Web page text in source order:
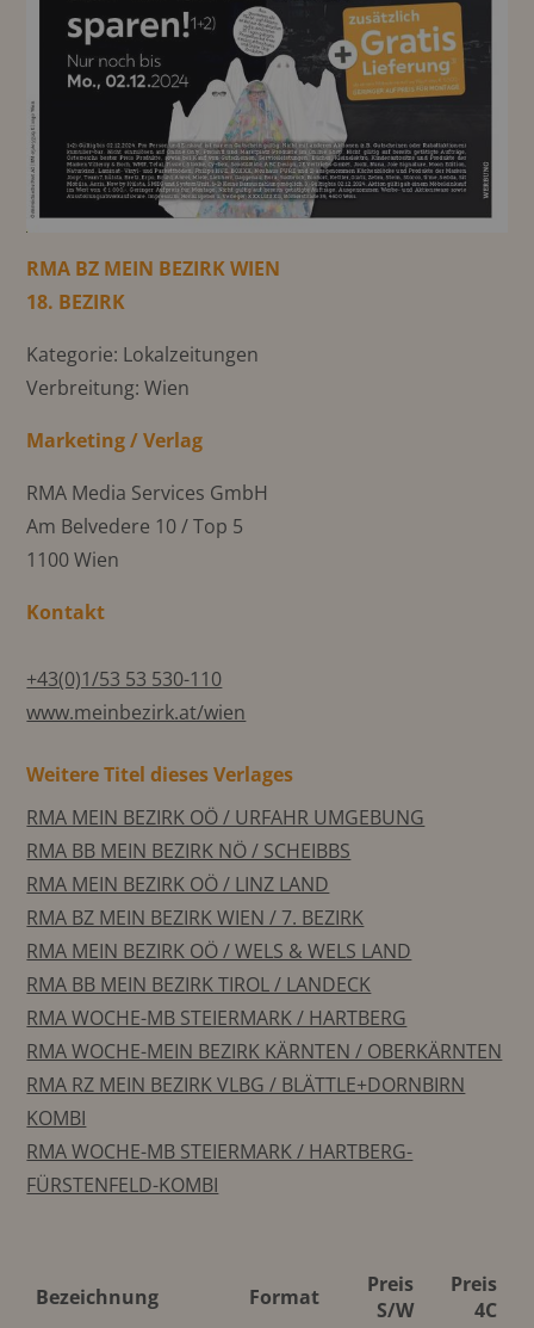
RMA BZ MEIN BEZIRK WIEN
18. BEZIRK
Kategorie: Lokalzeitungen
Verbreitung: Wien
Marketing / Verlag
RMA Media Services GmbH
Am Belvedere 10 / Top 5
1100 Wien
Kontakt
+43(0)1/53 53 530-110
www.meinbezirk.at/wien
Weitere Titel dieses Verlages
RMA MEIN BEZIRK OÖ / URFAHR UMGEBUNG
RMA BB MEIN BEZIRK NÖ / SCHEIBBS
RMA MEIN BEZIRK OÖ / LINZ LAND
RMA BZ MEIN BEZIRK WIEN / 7. BEZIRK
RMA MEIN BEZIRK OÖ / WELS & WELS LAND
RMA BB MEIN BEZIRK TIROL / LANDECK
RMA WOCHE-MB STEIERMARK / HARTBERG
RMA WOCHE-MEIN BEZIRK KÄRNTEN / OBERKÄRNTEN
RMA RZ MEIN BEZIRK VLBG / BLÄTTLE+DORNBIRN
KOMBI
RMA WOCHE-MB STEIERMARK / HARTBERG-
FÜRSTENFELD-KOMBI
Bezeichnung Format
Preis
S/W
Preis
4C